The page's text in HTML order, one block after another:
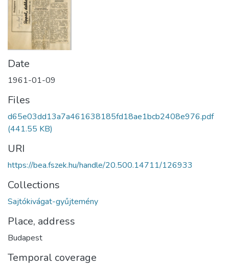
Date
1961-01-09
Files
d65e03dd13a7a461638185fd18ae1bcb2408e976.pdf
(441.55 KB)
URI
https://bea.fszek.hu/handle/20.500.14711/126933
Collections
Sajtókivágat-gyűjtemény
Place, address
Budapest
Temporal coverage